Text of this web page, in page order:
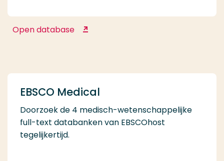
Open database Dynamic Health
EBSCO Medical
Doorzoek de 4 medisch-wetenschappelijke
full-text databanken van EBSCOhost
tegelijkertijd.